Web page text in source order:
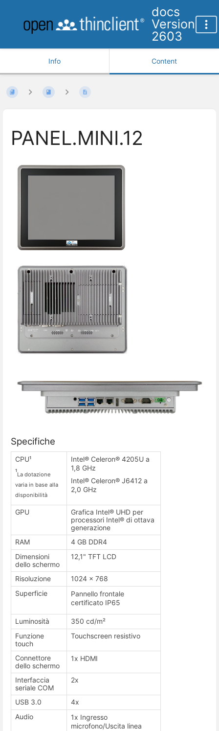
docs
Version
2603
Info Content
PANEL.MINI.12
Specifiche
CPU¹
¹La dotazione
varia in base alla
disponibilità
Intel® Celeron® 4205U a
1,8 GHz
Intel® Celeron® J6412 a
2,0 GHz
GPU
Grafica Intel® UHD per
processori Intel® di ottava
generazione
RAM
4 GB DDR4
Dimensioni
dello schermo
12,1" TFT LCD
Risoluzione
1024 x 768
Superficie
Pannello frontale
certificato IP65
Luminosità
350 cd/m²
Funzione
touch
Touchscreen resistivo
Connettore
dello schermo
1x HDMI
Interfaccia
seriale COM
2x
USB 3.0
4x
Audio
1x Ingresso
microfono/Uscita linea